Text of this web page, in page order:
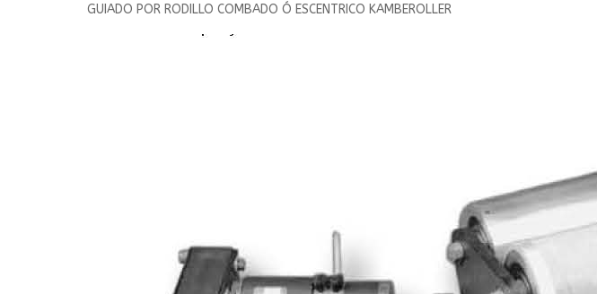
GUIADO POR RODILLO COMBADO Ó ESCENTRICO KAMBEROLLER